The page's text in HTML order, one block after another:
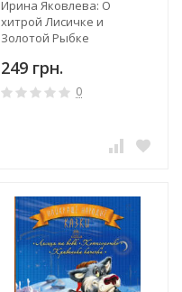
Ирина Яковлева: О
хитрой Лисичке и
Золотой Рыбке
249 грн.
0